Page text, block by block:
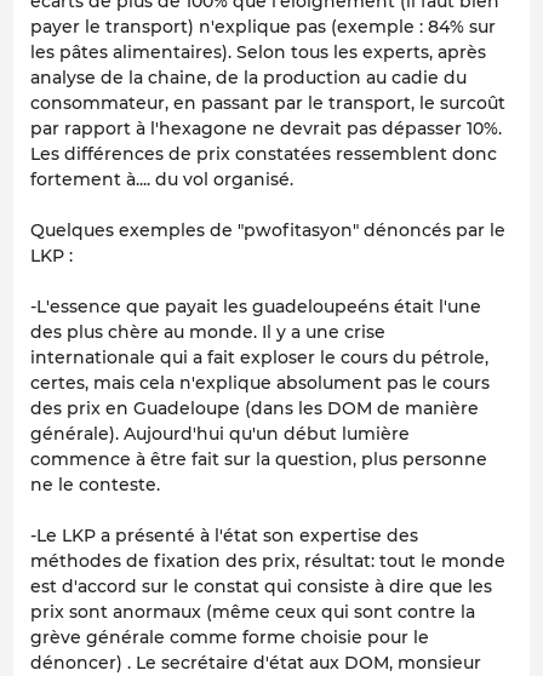
payer le transport) n'explique pas (exemple : 84% sur
les pâtes alimentaires). Selon tous les experts, après
analyse de la chaine, de la production au cadie du
consommateur, en passant par le transport, le surcoût
par rapport à l'hexagone ne devrait pas dépasser 10%.
Les différences de prix constatées ressemblent donc
fortement à.... du vol organisé.
Quelques exemples de "pwofitasyon" dénoncés par le
LKP :
-L'essence que payait les guadeloupeéns était l'une
des plus chère au monde. Il y a une crise
internationale qui a fait exploser le cours du pétrole,
certes, mais cela n'explique absolument pas le cours
des prix en Guadeloupe (dans les DOM de manière
générale). Aujourd'hui qu'un début lumière
commence à être fait sur la question, plus personne
ne le conteste.
-Le LKP a présenté à l'état son expertise des
méthodes de fixation des prix, résultat: tout le monde
est d'accord sur le constat qui consiste à dire que les
prix sont anormaux (même ceux qui sont contre la
grève générale comme forme choisie pour le
dénoncer) . Le secrétaire d'état aux DOM, monsieur